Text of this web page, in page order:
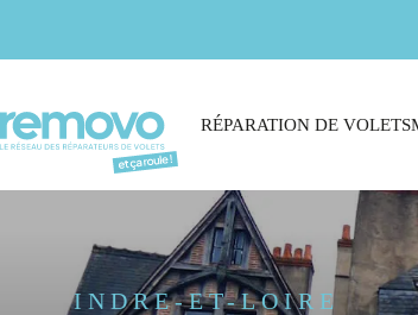
RÉPARATION DE VOLETS
INDRE-ET-LOIRE